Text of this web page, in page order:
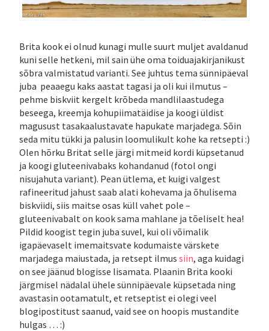
Brita kook ei olnud kunagi mulle suurt muljet avaldanud
kuni selle hetkeni, mil sain ühe oma toiduajakirjanikust
sõbra valmistatud varianti. See juhtus tema sünnipäeval
juba peaaegu kaks aastat tagasi ja oli kui ilmutus –
pehme biskviit kergelt krõbeda mandlilaastudega
beseega, kreemja kohupiimatäidise ja koogi üldist
magusust tasakaalustavate hapukate marjadega. Sõin
seda mitu tükki ja palusin loomulikult kohe ka retsepti :)
Olen hõrku Britat selle järgi mitmeid kordi küpsetanud
ja koogi gluteenivabaks kohandanud (fotol ongi
nisujahuta variant). Pean ütlema, et kuigi valgest
rafineeritud jahust saab alati kohevama ja õhulisema
biskviidi, siis maitse osas küll vahet pole –
gluteenivabalt on kook sama mahlane ja tõeliselt hea!
Pildid koogist tegin juba suvel, kui oli võimalik
igapäevaselt imemaitsvate kodumaiste värskete
marjadega maiustada, ja retsept ilmus siin, aga kuidagi
on see jäänud blogisse lisamata. Plaanin Brita kooki
järgmisel nädalal ühele sünnipäevale küpsetada ning
avastasin ootamatult, et retseptist ei olegi veel
blogipostitust saanud, vaid see on hoopis mustandite
hulgas … :)